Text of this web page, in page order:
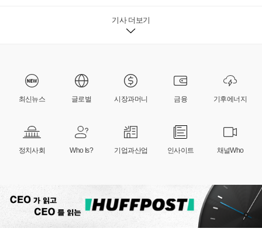
기사 더보기
최신뉴스 글로벌 시장과머니 금융 기후에너지
정치사회 Who Is? 기업과산업 인사이트 채널Who